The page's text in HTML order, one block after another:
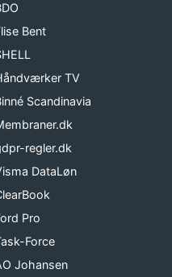
Bent
TV
Scandinavia
regler.dk
DataLøn
Pro
Force
Johansen